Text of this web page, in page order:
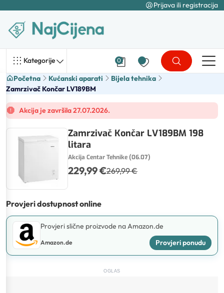
Prijava ili registracija
Kategorije 0
Početna Kućanski aparati
Bijela tehnika
Zamrzivač Končar LV189BM
Akcija je završila 27.07.2026.
Zamrzivač Končar LV189BM 198
litara
Akcija Centar Tehnike (06.07)
229,99 €269,99 €
Provjeri dostupnost online
Provjeri slične proizvode na Amazon.de
Amazon.de Provjeri ponudu
OGLAS